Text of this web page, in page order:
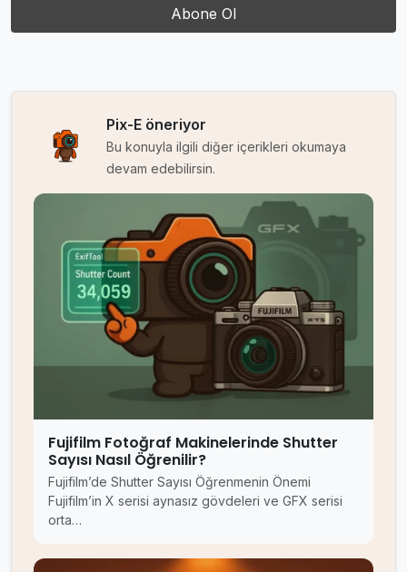
Pix-E öneriyor
Bu konuyla ilgili diğer içerikleri okumaya
devam edebilirsin.
Fujifilm Fotoğraf Makinelerinde Shutter
Sayısı Nasıl Öğrenilir?
Fujifilm’de Shutter Sayısı Öğrenmenin Önemi
Fujifilm’in X serisi aynasız gövdeleri ve GFX serisi
orta…